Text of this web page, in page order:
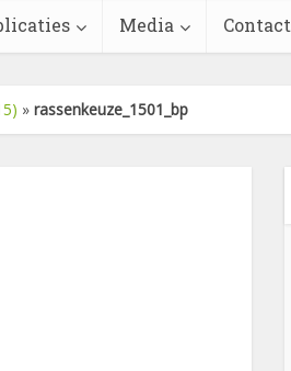
Media Contact
» rassenkeuze_1501_bp